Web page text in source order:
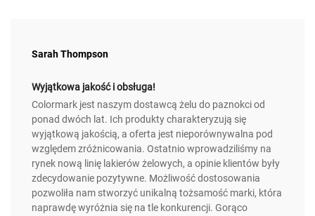
Sarah Thompson
Wyjątkowa jakość i obsługa!
Colormark jest naszym dostawcą żelu do paznokci od
ponad dwóch lat. Ich produkty charakteryzują się
wyjątkową jakością, a oferta jest nieporównywalna pod
względem zróżnicowania. Ostatnio wprowadziliśmy na
rynek nową linię lakierów żelowych, a opinie klientów były
zdecydowanie pozytywne. Możliwość dostosowania
pozwoliła nam stworzyć unikalną tożsamość marki, która
naprawdę wyróżnia się na tle konkurencji. Gorąco